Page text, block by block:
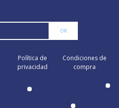
Política de
privacidad
Condiciones de
compra